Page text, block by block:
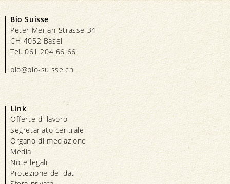
Bio Suisse
Peter Merian-Strasse 34
CH-4052 Basel
Tel. 061 204 66 66
bio@bio-suisse.ch
Link
Offerte di lavoro
Segretariato centrale
Organo di mediazione
Media
Note legali
Protezione dei dati